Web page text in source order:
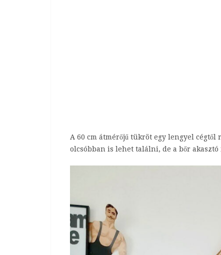
A 60 cm átmérőjű tükröt egy lengyel
olcsóbban is lehet találni, de a bőr